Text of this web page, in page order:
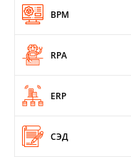
BPM
RPA
ERP
СЭД